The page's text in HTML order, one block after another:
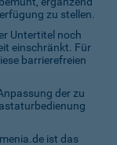
zu stellen.
Untertitel noch
einschränkt. Für
barrierefreien
der zu
ist das